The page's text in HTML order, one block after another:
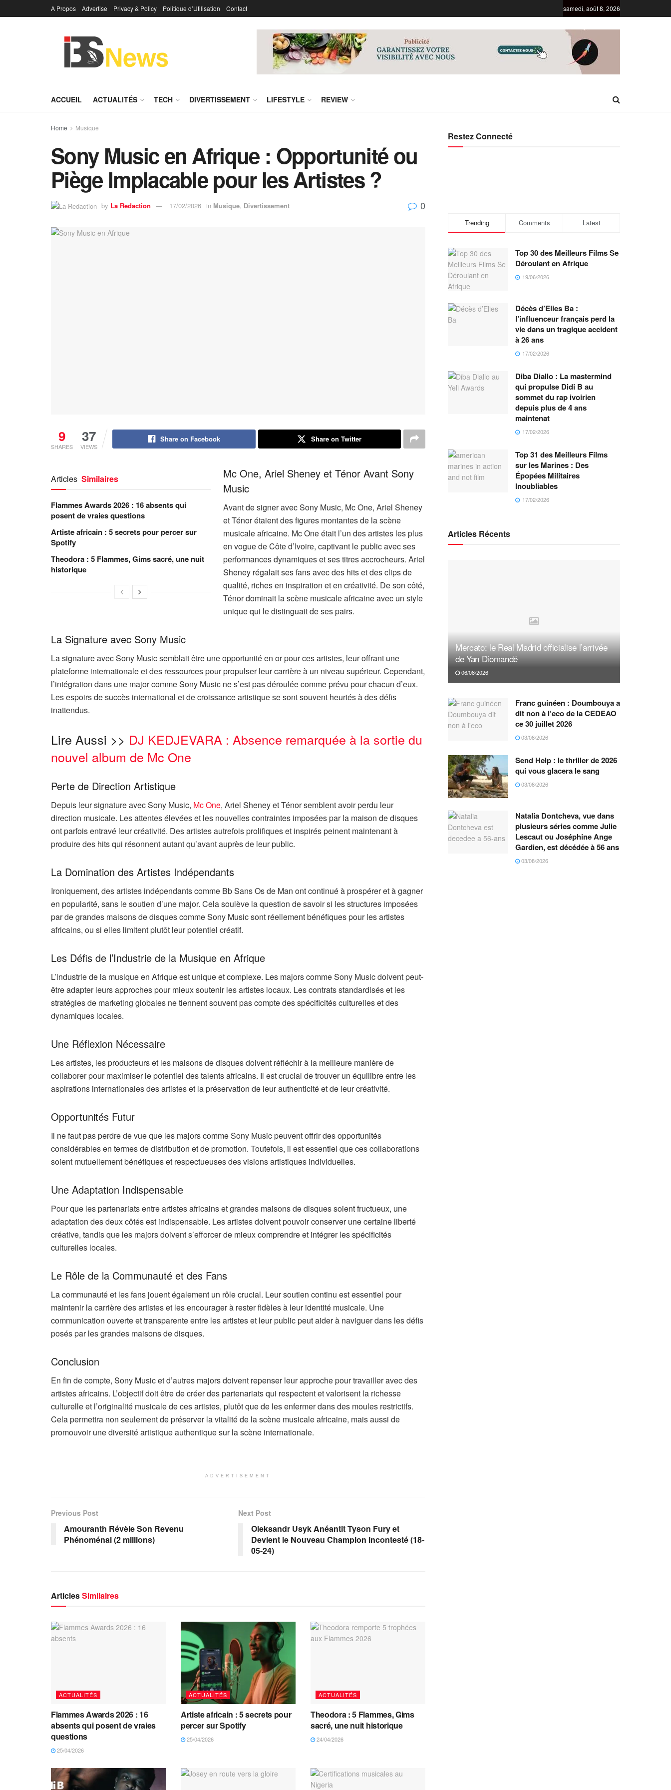
A Propos Advertise Privacy & Policy Politique d’Utilisation Contact samedi, août 8, 2026
ACCUEIL ACTUALITÉS TECH DIVERTISSEMENT LIFESTYLE REVIEW
Home Musique
Sony Music en Afrique : Opportunité ou
Piège Implacable pour les Artistes ?
by La Redaction 17/02/2026 in Musique, Divertissement 0
9
SHARES
37
VIEWS
Share on Facebook Share on Twitter
Articles Similaires
Flammes Awards 2026 : 16 absents qui
posent de vraies questions
Artiste africain : 5 secrets pour percer sur
Spotify
Theodora : 5 Flammes, Gims sacré, une nuit
historique
Mc One, Ariel Sheney et Ténor Avant Sony
Music
Avant de signer avec Sony Music, Mc One, Ariel Sheney
et Ténor étaient des figures montantes de la scène
musicale africaine. Mc One était l’un des artistes les plus
en vogue de Côte d’Ivoire, captivant le public avec ses
performances dynamiques et ses titres accrocheurs. Ariel
Sheney régalait ses fans avec des hits et des clips de
qualité, riches en inspiration et en créativité. De son côté,
Ténor dominait la scène musicale africaine avec un style
unique qui le distinguait de ses pairs.
La Signature avec Sony Music
La signature avec Sony Music semblait être une opportunité en or pour ces artistes, leur offrant une
plateforme internationale et des ressources pour propulser leur carrière à un niveau supérieur. Cependant,
l’intégration dans une major comme Sony Music ne s’est pas déroulée comme prévu pour chacun d’eux.
Les espoirs de succès international et de croissance artistique se sont souvent heurtés à des défis
inattendus.
Lire Aussi >> DJ KEDJEVARA : Absence remarquée à la sortie du
nouvel album de Mc One
Perte de Direction Artistique
Depuis leur signature avec Sony Music, Mc One, Ariel Sheney et Ténor semblent avoir perdu leur
direction musicale. Les attentes élevées et les nouvelles contraintes imposées par la maison de disques
ont parfois entravé leur créativité. Des artistes autrefois prolifiques et inspirés peinent maintenant à
produire des hits qui résonnent autant qu’avant auprès de leur public.
La Domination des Artistes Indépendants
Ironiquement, des artistes indépendants comme Bb Sans Os de Man ont continué à prospérer et à gagner
en popularité, sans le soutien d’une major. Cela soulève la question de savoir si les structures imposées
par de grandes maisons de disques comme Sony Music sont réellement bénéfiques pour les artistes
africains, ou si elles limitent plutôt leur potentiel créatif.
Les Défis de l’Industrie de la Musique en Afrique
L’industrie de la musique en Afrique est unique et complexe. Les majors comme Sony Music doivent peut-
être adapter leurs approches pour mieux soutenir les artistes locaux. Les contrats standardisés et les
stratégies de marketing globales ne tiennent souvent pas compte des spécificités culturelles et des
dynamiques locales.
Une Réflexion Nécessaire
Les artistes, les producteurs et les maisons de disques doivent réfléchir à la meilleure manière de
collaborer pour maximiser le potentiel des talents africains. Il est crucial de trouver un équilibre entre les
aspirations internationales des artistes et la préservation de leur authenticité et de leur créativité.
Opportunités Futur
Il ne faut pas perdre de vue que les majors comme Sony Music peuvent offrir des opportunités
considérables en termes de distribution et de promotion. Toutefois, il est essentiel que ces collaborations
soient mutuellement bénéfiques et respectueuses des visions artistiques individuelles.
Une Adaptation Indispensable
Pour que les partenariats entre artistes africains et grandes maisons de disques soient fructueux, une
adaptation des deux côtés est indispensable. Les artistes doivent pouvoir conserver une certaine liberté
créative, tandis que les majors doivent s’efforcer de mieux comprendre et intégrer les spécificités
culturelles locales.
Le Rôle de la Communauté et des Fans
La communauté et les fans jouent également un rôle crucial. Leur soutien continu est essentiel pour
maintenir la carrière des artistes et les encourager à rester fidèles à leur identité musicale. Une
communication ouverte et transparente entre les artistes et leur public peut aider à naviguer dans les défis
posés par les grandes maisons de disques.
Conclusion
En fin de compte, Sony Music et d’autres majors doivent repenser leur approche pour travailler avec des
artistes africains. L’objectif doit être de créer des partenariats qui respectent et valorisent la richesse
culturelle et l’originalité musicale de ces artistes, plutôt que de les enfermer dans des moules restrictifs.
Cela permettra non seulement de préserver la vitalité de la scène musicale africaine, mais aussi de
promouvoir une diversité artistique authentique sur la scène internationale.
ADVERTISEMENT
Previous Post
Amouranth Révèle Son Revenu
Phénoménal (2 millions)
Next Post
Oleksandr Usyk Anéantit Tyson Fury et
Devient le Nouveau Champion Incontesté (18-
05-24)
ArticlesSimilaires
ACTUALITÉS
Flammes Awards 2026 : 16
absents qui posent de vraies
questions
25/04/2026
ACTUALITÉS
Artiste africain : 5 secrets pour
percer sur Spotify
25/04/2026
ACTUALITÉS
Theodora : 5 Flammes, Gims
sacré, une nuit historique
24/04/2026
Restez Connecté
Trending Comments Latest
Top 30 des Meilleurs Films Se
Déroulant en Afrique
19/06/2026
Décès d’Elies Ba :
l’influenceur français perd la
vie dans un tragique accident
à 26 ans
17/02/2026
Diba Diallo : La mastermind
qui propulse Didi B au
sommet du rap ivoirien
depuis plus de 4 ans
maintenat
17/02/2026
Top 31 des Meilleurs Films
sur les Marines : Des
Épopées Militaires
Inoubliables
17/02/2026
Articles Récents
Mercato: le Real Madrid officialise l’arrivée
de Yan Diomandé
06/08/2026
Franc guinéen : Doumbouya a
dit non à l’eco de la CEDEAO
ce 30 juillet 2026
03/08/2026
Send Help : le thriller de 2026
qui vous glacera le sang
03/08/2026
Natalia Dontcheva, vue dans
plusieurs séries comme Julie
Lescaut ou Joséphine Ange
Gardien, est décédée à 56 ans
03/08/2026